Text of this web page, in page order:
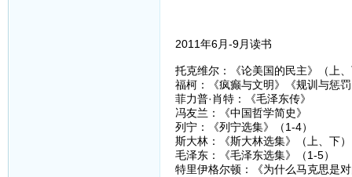
2011年6月-9月读书
托克维尔：《论美国的民主》（上
福柯：《疯癫与文明》《规训与惩
菲力普·肖特：《毛泽东传》
冯友兰：《中国哲学简史》
列宁：《列宁选集》（1-4）
斯大林：《斯大林选集》（上、下）
毛泽东：《毛泽东选集》（1-5）
特里伊格尔顿：《为什么马克思是